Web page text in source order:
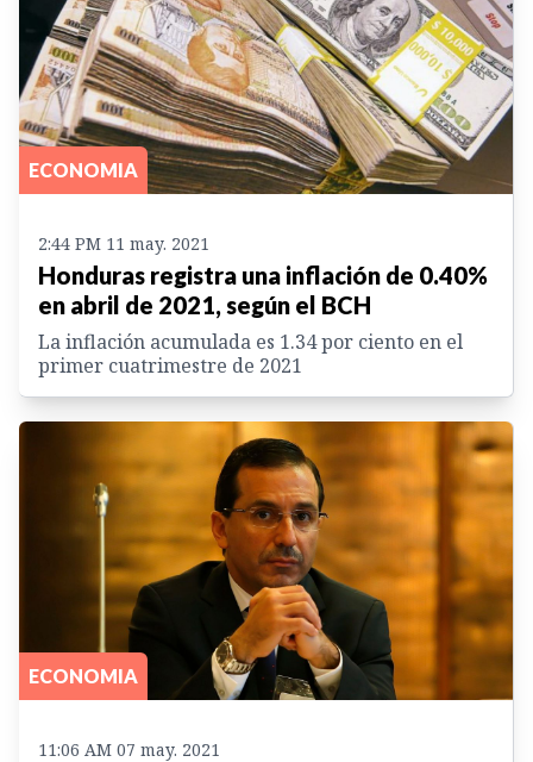
ECONOMIA
2:44 PM 11 may. 2021
Honduras registra una inflación de 0.40%
en abril de 2021, según el BCH
La inflación acumulada es 1.34 por ciento en el
primer cuatrimestre de 2021
ECONOMIA
11:06 AM 07 may. 2021